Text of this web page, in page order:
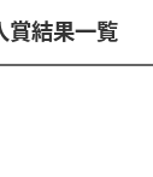
賞結果一覧